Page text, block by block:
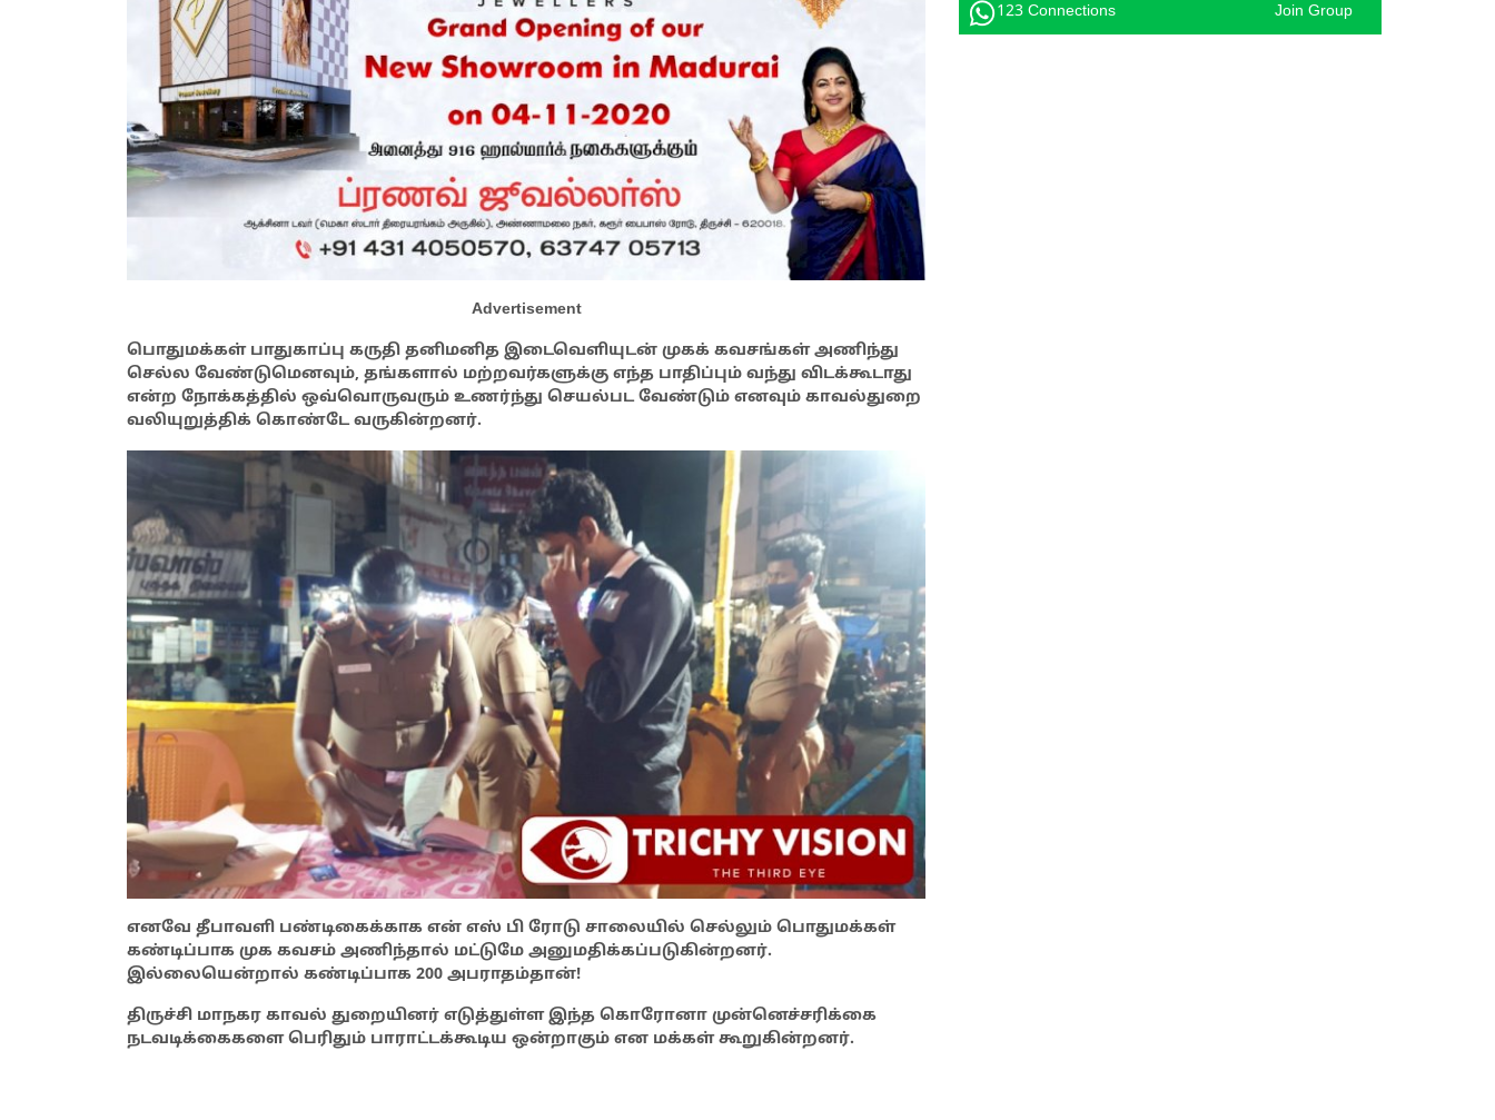
Advertisement
பொதுமக்கள் பாதுகாப்பு கருதி தனிமனித இடைவெளியுடன் முகக் கவசங்கள் அணிந்து
செல்ல வேண்டுமெனவும், தங்களால் மற்றவர்களுக்கு எந்த பாதிப்பும் வந்து விடக்கூடாது
என்ற நோக்கத்தில் ஒவ்வொருவரும் உணர்ந்து செயல்பட வேண்டும் எனவும் காவல்துறை
வலியுறுத்திக் கொண்டே வருகின்றனர்.
எனவே தீபாவளி பண்டிகைக்காக என் எஸ் பி ரோடு சாலையில் செல்லும் பொதுமக்கள்
கண்டிப்பாக முக கவசம் அணிந்தால் மட்டுமே அனுமதிக்கப்படுகின்றனர்.
இல்லையென்றால் கண்டிப்பாக 200 அபராதம்தான்!
திருச்சி மாநகர காவல் துறையினர் எடுத்துள்ள இந்த கொரோனா முன்னெச்சரிக்கை
நடவடிக்கைகளை பெரிதும் பாராட்டக்கூடிய ஒன்றாகும் என மக்கள் கூறுகின்றனர்.
123 Connections Join Group